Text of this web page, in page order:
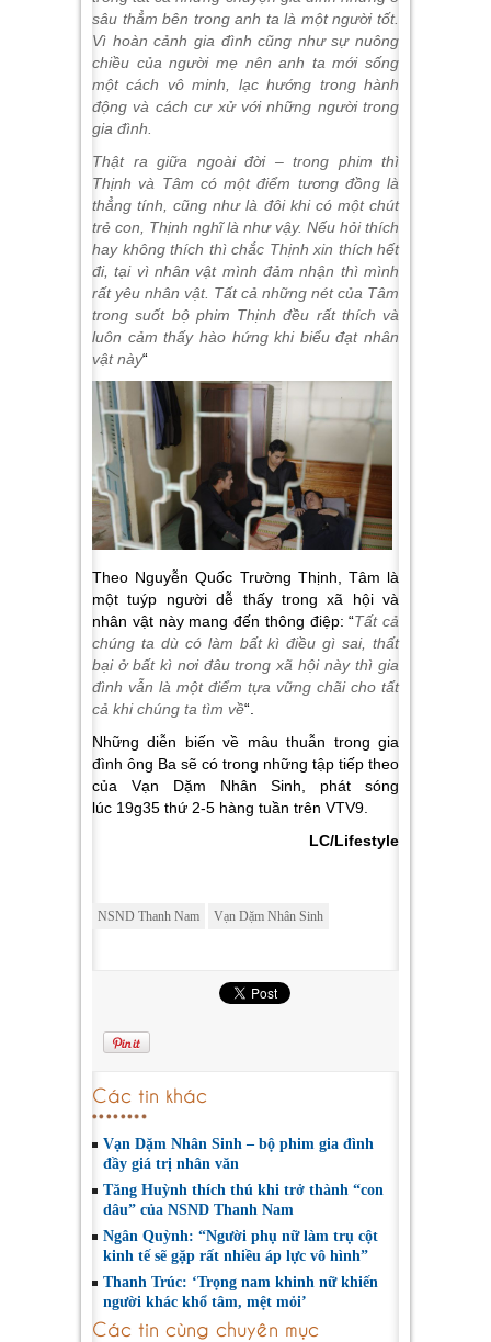
sâu thẳm bên trong anh ta là một người tốt.
Vì hoàn cảnh gia đình cũng như sự nuông
chiều của người mẹ nên anh ta mới sống
một cách vô minh, lạc hướng trong hành
động và cách cư xử với những người trong
gia đình.
Thật ra giữa ngoài đời – trong phim thì
Thịnh và Tâm có một điểm tương đồng là
thẳng tính, cũng như là đôi khi có một chút
trẻ con, Thịnh nghĩ là như vậy. Nếu hỏi thích
hay không thích thì chắc Thịnh xin thích hết
đi, tại vì nhân vật mình đảm nhận thì mình
rất yêu nhân vật. Tất cả những nét của Tâm
trong suốt bộ phim Thịnh đều rất thích và
luôn cảm thấy hào hứng khi biểu đạt nhân
vật này“
Theo Nguyễn Quốc Trường Thịnh, Tâm là
một tuýp người dễ thấy trong xã hội và
nhân vật này mang đến thông điệp: “Tất cả
chúng ta dù có làm bất kì điều gì sai, thất
bại ở bất kì nơi đâu trong xã hội này thì gia
đình vẫn là một điểm tựa vững chãi cho tất
cả khi chúng ta tìm về“.
Những diễn biến về mâu thuẫn trong gia
đình ông Ba sẽ có trong những tập tiếp theo
của Vạn Dặm Nhân Sinh, phát sóng
lúc 19g35 thứ 2-5 hàng tuần trên VTV9.
LC/Lifestyle
NSND Thanh Nam Vạn Dặm Nhân Sinh
Các tin khác
Vạn Dặm Nhân Sinh – bộ phim gia đình
đầy giá trị nhân văn
Tăng Huỳnh thích thú khi trở thành “con
dâu” của NSND Thanh Nam
Ngân Quỳnh: “Người phụ nữ làm trụ cột
kinh tế sẽ gặp rất nhiều áp lực vô hình”
Thanh Trúc: ‘Trọng nam khinh nữ khiến
người khác khổ tâm, mệt mỏi’
Các tin cùng chuyên mục